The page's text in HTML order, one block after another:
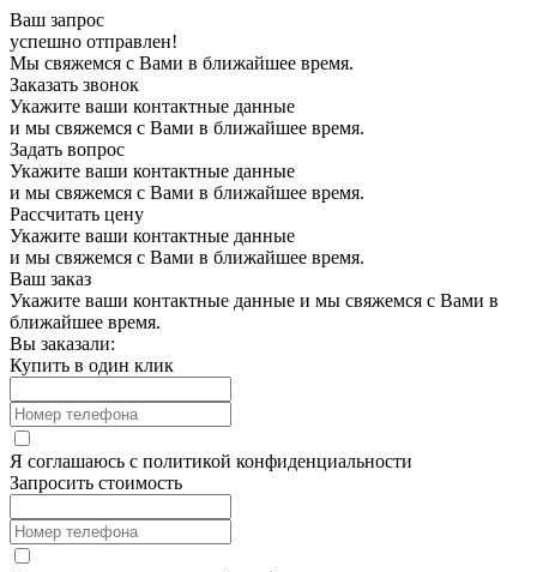
Ваш запрос
успешно отправлен!
Мы свяжемся с Вами в ближайшее время.
Заказать звонок
Укажите ваши контактные данные
и мы свяжемся с Вами в ближайшее время.
Задать вопрос
Укажите ваши контактные данные
и мы свяжемся с Вами в ближайшее время.
Рассчитать цену
Укажите ваши контактные данные
и мы свяжемся с Вами в ближайшее время.
Ваш заказ
Укажите ваши контактные данные и мы свяжемся с Вами в
ближайшее время.
Вы заказали:
Купить в один клик
Я соглашаюсь с политикой конфиденциальности
Запросить стоимость